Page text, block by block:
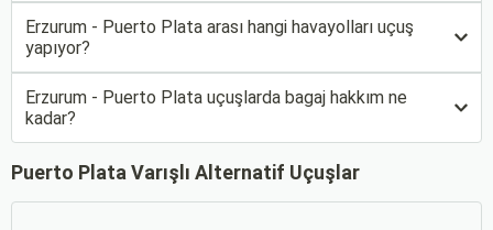
Erzurum - Puerto Plata arası hangi havayolları uçuş
yapıyor?
Erzurum - Puerto Plata uçuşlarda bagaj hakkım ne
kadar?
Puerto Plata Varışlı Alternatif Uçuşlar